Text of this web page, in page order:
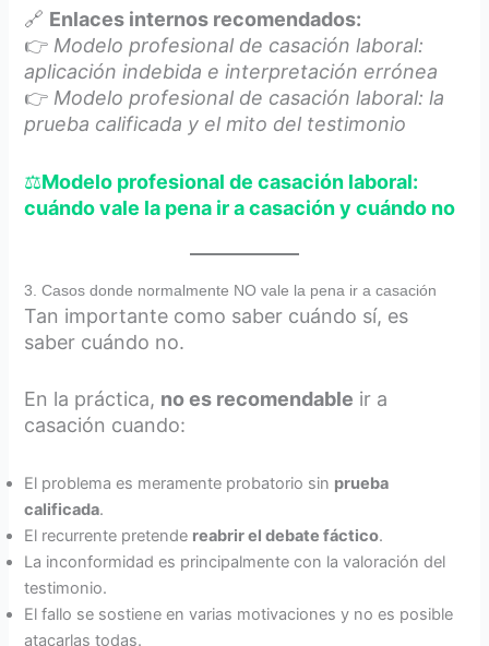
🔗 Enlaces internos recomendados:
👉 Modelo profesional de casación laboral:
aplicación indebida e interpretación errónea
👉 Modelo profesional de casación laboral: la
prueba calificada y el mito del testimonio
⚖️Modelo profesional de casación laboral:
cuándo vale la pena ir a casación y cuándo no
3. Casos donde normalmente NO vale la pena ir a casación
Tan importante como saber cuándo sí, es
saber cuándo no.
En la práctica, no es recomendable ir a
casación cuando:
El problema es meramente probatorio sin prueba
calificada.
El recurrente pretende reabrir el debate fáctico.
La inconformidad es principalmente con la valoración del
testimonio.
El fallo se sostiene en varias motivaciones y no es posible
atacarlas todas.